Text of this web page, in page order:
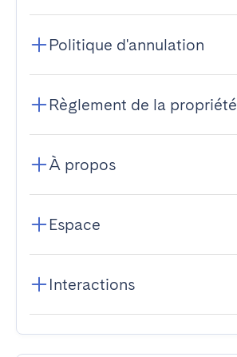
Politique d'annulation
Règlement de la propriété
À propos
Espace
Interactions